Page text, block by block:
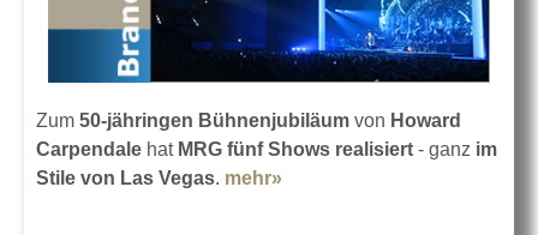
Zum 50-jähringen Bühnenjubiläum von Howard
Carpendale hat MRG fünf Shows realisiert - ganz im
Stile von Las Vegas. mehr»